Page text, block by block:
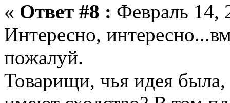
« Ответ #8 : Февраль 14,
Интересно,
пожалуй.
Товарищи, чья идея